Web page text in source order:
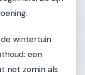
wintertuin
een
net zomin als